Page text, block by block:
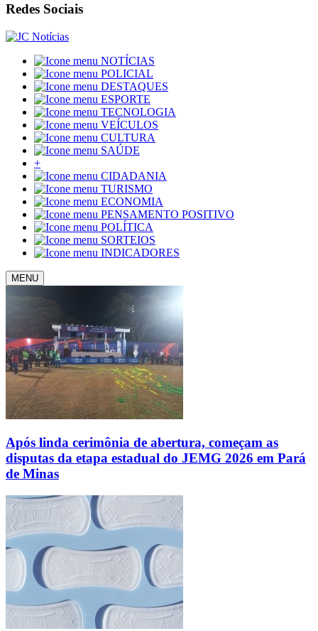
Redes Sociais
NOTÍCIAS
POLICIAL
DESTAQUES
ESPORTE
TECNOLOGIA
VEÍCULOS
CULTURA
SAÚDE
+
CIDADANIA
TURISMO
ECONOMIA
PENSAMENTO POSITIVO
POLÍTICA
SORTEIOS
INDICADORES
MENU
Após linda cerimônia de abertura, começam as
disputas da etapa estadual do JEMG 2026 em Pará
de Minas